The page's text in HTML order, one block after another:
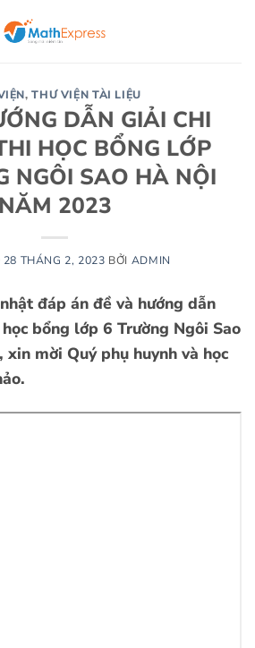
,THƯ VIỆN TÀI LIỆU
DẪN GIẢI CHI
HỌC BỔNG LỚP
NGÔI SAO HÀ NỘI
NĂM 2023
28 THÁNG 2, 2023 BỞI ADMIN
đáp án đề và hướng dẫn
bổng lớp 6 Trường Ngôi Sao
xin mời Quý phụ huynh và học